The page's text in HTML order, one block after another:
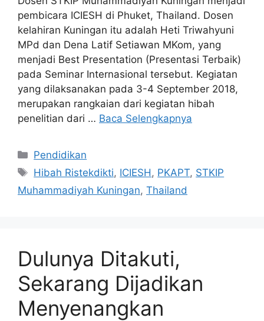
pembicara ICIESH di Phuket, Thailand. Dosen
kelahiran Kuningan itu adalah Heti Triwahyuni
MPd dan Dena Latif Setiawan MKom, yang
menjadi Best Presentation (Presentasi Terbaik)
pada Seminar Internasional tersebut. Kegiatan
yang dilaksanakan pada 3-4 September 2018,
merupakan rangkaian dari kegiatan hibah
penelitian dari … Baca Selengkapnya
Kategori
Pendidikan
Tag
Hibah Ristekdikti, ICIESH , PKAPT, STKIP
Muhammadiyah Kuningan, Thailand
Dulunya Ditakuti,
Sekarang Dijadikan
Menyenangkan